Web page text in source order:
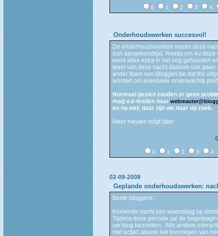
0 1 2 3 4
Onderhoudswerken succesvol!
De onderhoudswerken waren deze
dan aangekondigd. Reeds om 4u
werd alles extra in het oog gehouden
team van deze nacht daarom ook
ander team van Bloggen.be dat fris
worden om eventuele onverwachte
Normaal gezien zouden er geen
mag u e-mailen naar
en nu wel; daar zijn we naar op zoek.
Meer nieuws volgt later.
0 1 2 3 4
02-09-2008
Geplande onderhoudswerken:
Beste bloggers,
Komende nacht van woensdag op
Tijdens deze periode zal de
uw blog bezoeken. Alle andere
niet actief; alsook het toevoegen van